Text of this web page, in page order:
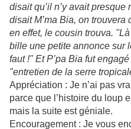
disait qu’il n’y avait presque
disait M’ma Bia, on trouvera
en effet, le cousin trouva.
bille une petite annonce sur
faut !" Et P’pa Bia fut
"entretien de la serre
Appréciation : Je n’ai pas
parce que l’histoire du loup
mais la suite est géniale.
Encouragement : Je vous